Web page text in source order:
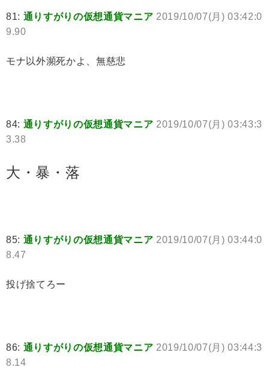
81: 通りすがりの仮想通貨マニア 2019/10/07(月) 03:42:0
9.90
モナ以外瀕死かよ、無慈悲
84: 通りすがりの仮想通貨マニア 2019/10/07(月) 03:43:3
3.38
大・暴・落
85: 通りすがりの仮想通貨マニア 2019/10/07(月) 03:44:0
8.47
投げ捨てろー
86: 通りすがりの仮想通貨マニア 2019/10/07(月) 03:44:3
8.14